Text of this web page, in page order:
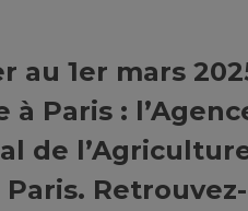
au 1er mars
à Paris :
de